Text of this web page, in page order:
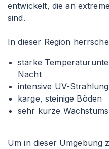
entwickelt, die an
sind.
In dieser Region
starke
Nacht
intensive UV-
karge, steinige Böden
sehr kurze
Um in dieser Umgebung